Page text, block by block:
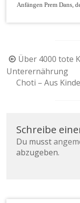
Anfängen Prem Dans,
Über 4000 tote
Unterernährung
Choti – Aus
Schreibe
Du musst
abzugeben.